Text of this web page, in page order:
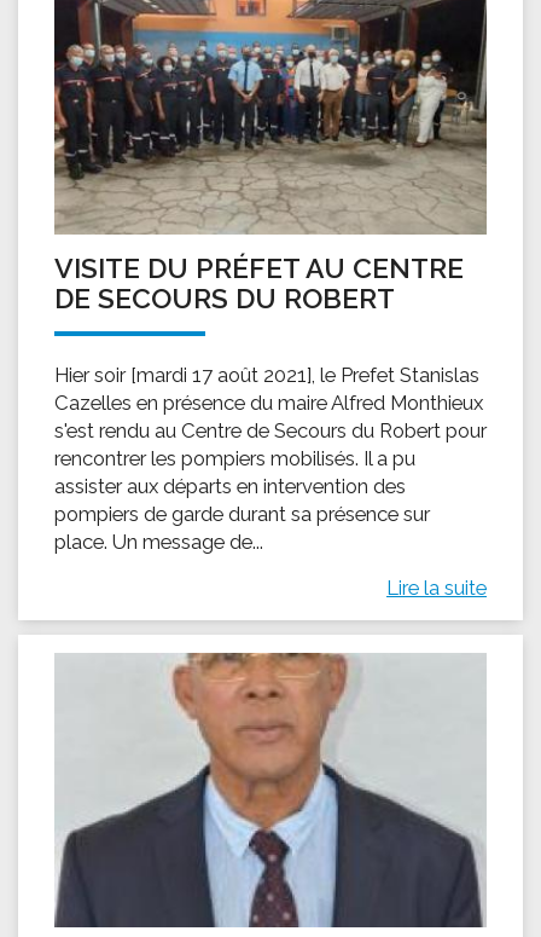
VISITE DU PRÉFET AU CENTRE
DE SECOURS DU ROBERT
Hier soir [mardi 17 août 2021], le Prefet Stanislas
Cazelles en présence du maire Alfred Monthieux
s'est rendu au Centre de Secours du Robert pour
rencontrer les pompiers mobilisés. Il a pu
assister aux départs en intervention des
pompiers de garde durant sa présence sur
place. Un message de...
Lire la suite